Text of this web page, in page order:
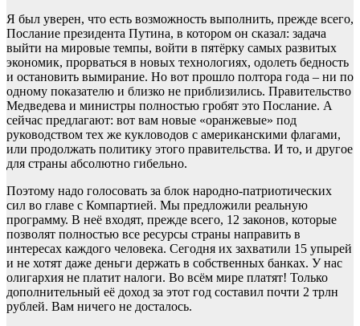
Я был уверен, что есть возможность выполнить, прежде всего,
Послание президента Путина, в котором он сказал: задача
выйти на мировые темпы, войти в пятёрку самых развитых
экономик, прорваться в новых технологиях, одолеть бедность
и остановить вымирание. Но вот прошло полтора года – ни по
одному показателю и близко не приблизились. Правительство
Медведева и министры полностью гробят это Послание. А
сейчас предлагают: вот вам новые «оранжевые» под
руководством тех же кукловодов с американскими флагами,
или продолжать политику этого правительства. И то, и другое
для страны абсолютно гибельно.
Поэтому надо голосовать за блок народно-патриотических
сил во главе с Компартией. Мы предложили реальную
программу. В неё входят, прежде всего, 12 законов, которые
позволят полностью все ресурсы страны направить в
интересах каждого человека. Сегодня их захватили 15 упырей
и не хотят даже деньги держать в собственных банках. У нас
олигархия не платит налоги. Во всём мире платят! Только
дополнительный её доход за этот год составил почти 2 трлн
рублей. Вам ничего не досталось.